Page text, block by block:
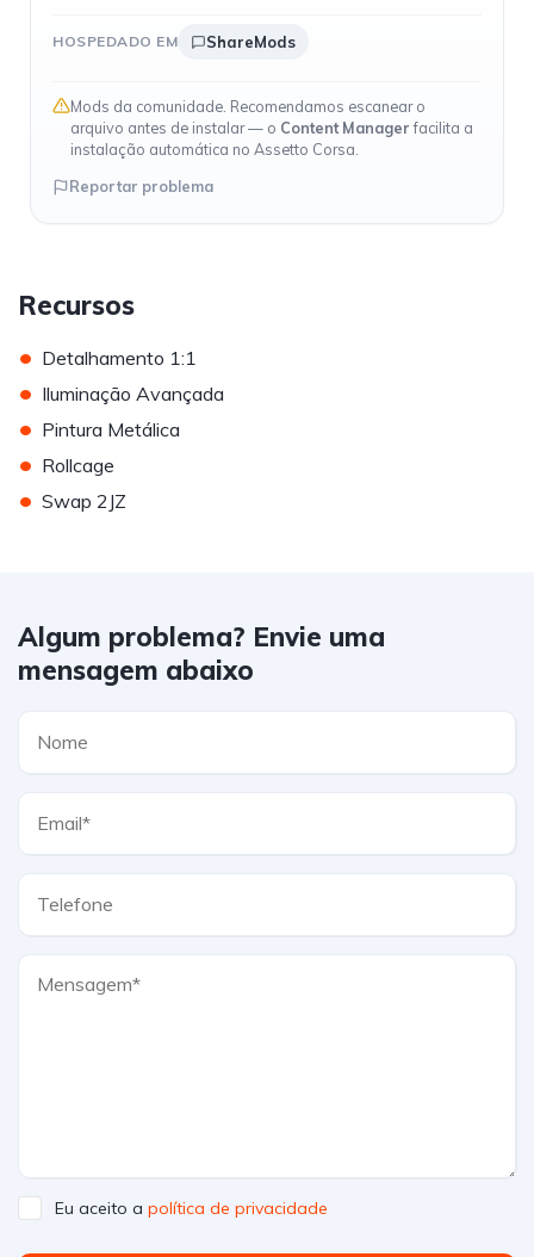
HOSPEDADO EM ShareMods
Mods da comunidade. Recomendamos escanear o
arquivo antes de instalar — o Content Managerfacilita a
instalação automática no Assetto Corsa.
Reportar problema
Recursos
• Detalhamento 1:1
• Iluminação Avançada
• Pintura Metálica
• Rollcage
• Swap 2JZ
Algum problema? Envie uma
mensagem abaixo
Eu aceito a política de privacidade